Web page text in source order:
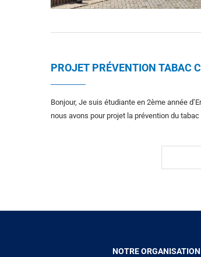
PROJET PRÉVENTION TABAC
Bonjour, Je suis étudiante en 2ème année
nous avons pour projet la prévention du
NOTRE ORGANISATION